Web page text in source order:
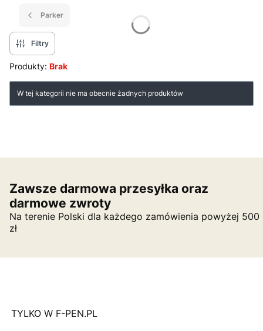
Parker
Filtry
Produkty: Brak
Lista produktów
W tej kategorii nie ma obecnie żadnych produktów
Zawsze darmowa przesyłka oraz
darmowe zwroty
Na terenie Polski dla każdego zamówienia powyżej 500
zł
TYLKO W F-PEN.PL